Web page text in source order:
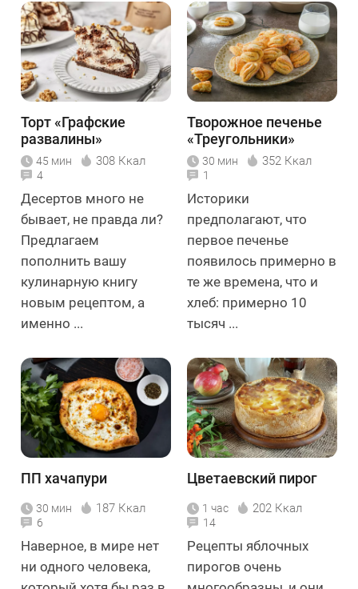
Торт «Графские
развалины»
45 мин 308 Ккал
4
Десертов много не
бывает, не правда ли?
Предлагаем
пополнить вашу
кулинарную книгу
новым рецептом, а
именно ...
Творожное печенье
«Треугольники»
30 мин 352 Ккал
1
Историки
предполагают, что
первое печенье
появилось примерно в
те же времена, что и
хлеб: примерно 10
тысяч ...
ПП хачапури
30 мин 187 Ккал
6
Наверное, в мире нет
ни одного человека,
Цветаевский пирог
1 час 202 Ккал
14
Рецепты яблочных
пирогов очень